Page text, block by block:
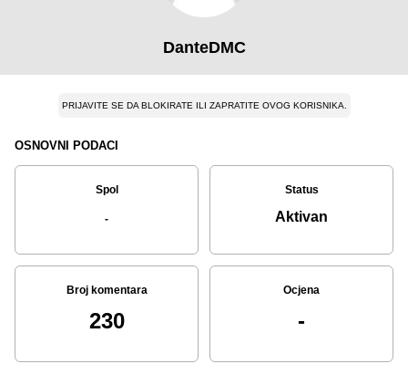
DanteDMC
PRIJAVITE SE DA BLOKIRATE ILI ZAPRATITE OVOG KORISNIKA.
OSNOVNI PODACI
Spol
-
Status
Aktivan
Broj komentara
230
Ocjena
-